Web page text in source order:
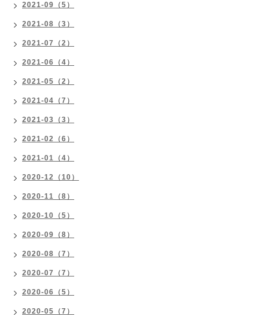
2021-09（5）
2021-08（3）
2021-07（2）
2021-06（4）
2021-05（2）
2021-04（7）
2021-03（3）
2021-02（6）
2021-01（4）
2020-12（10）
2020-11（8）
2020-10（5）
2020-09（8）
2020-08（7）
2020-07（7）
2020-06（5）
2020-05（7）